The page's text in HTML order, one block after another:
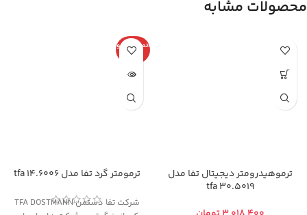
محصولات مشابه
ترموهیدرومتر دیجیتال تفا مدل
30.5019 tfa
اتمام موجو
دی
ترمومتر گرد تفا مدل 14.6006 tfa
شرکت تفا دستمن TFA DOSTMANN